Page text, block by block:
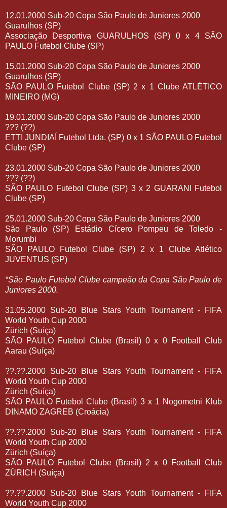
12.01.2000 Sub-20 Copa São Paulo de Juniores 2000
Guarulhos (SP)
Associação Desportiva GUARULHOS (SP) 0 x 4 SÃO
PAULO Futebol Clube (SP)
15.01.2000 Sub-20 Copa São Paulo de Juniores 2000
Guarulhos (SP)
SÃO PAULO Futebol Clube (SP) 2 x 1 Clube ATLÉTICO
MINEIRO (MG)
19.01.2000 Sub-20 Copa São Paulo de Juniores 2000
??? (??)
ETTI JUNDIAÍ Futebol Ltda. (SP) 0 x 1 SÃO PAULO Futebol
Clube (SP)
23.01.2000 Sub-20 Copa São Paulo de Juniores 2000
??? (??)
SÃO PAULO Futebol Clube (SP) 3 x 2 GUARANI Futebol
Clube (SP)
25.01.2000 Sub-20 Copa São Paulo de Juniores 2000
São Paulo (SP) Estádio Cícero Pompeu de Toledo -
Morumbi
SÃO PAULO Futebol Clube (SP) 2 x 1 Clube Atlético
JUVENTUS (SP)
*São Paulo Futebol Clube campeão da Copa São Paulo de
Juniores 2000.
31.05.2000 Sub-20 Blue Stars Youth Tournament - FIFA
World Youth Cup 2000
Zürich (Suíça)
SÃO PAULO Futebol Clube (Brasil) 0 x 0 Football Club
Aarau (Suíça)
??.??.2000 Sub-20 Blue Stars Youth Tournament - FIFA
World Youth Cup 2000
Zürich (Suíça)
SÃO PAULO Futebol Clube (Brasil) 3 x 1 Nogometni Klub
DINAMO ZAGREB (Croácia)
??.??.2000 Sub-20 Blue Stars Youth Tournament - FIFA
World Youth Cup 2000
Zürich (Suíça)
SÃO PAULO Futebol Clube (Brasil) 2 x 0 Football Club
ZÜRICH (Suíça)
??.??.2000 Sub-20 Blue Stars Youth Tournament - FIFA
World Youth Cup 2000